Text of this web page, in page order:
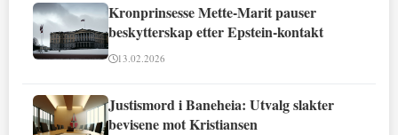
Kronprinsesse Mette-Marit pauser
beskytterskap etter Epstein-kontakt
13.02.2026
Justismord i Baneheia: Utvalg slakter
bevisene mot Kristiansen